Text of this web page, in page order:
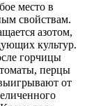
место в
свойствам.
азотом,
культур.
горчицы
томаты, перцы
от